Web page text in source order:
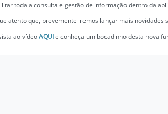
toda a consulta e gestão de informação dentro da
atento que, brevemente iremos lançar mais
ao vídeoAQUIe conheça um bocadinho desta nova